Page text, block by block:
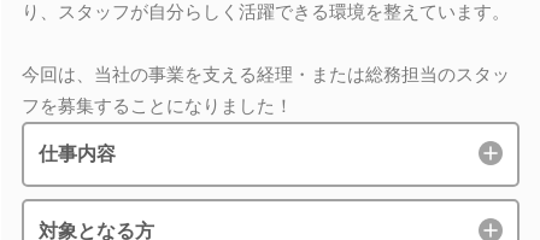
り、スタッフが自分らしく活躍できる環境を整えています。
今回は、当社の事業を支える経理・または総務担当のスタッ
フを募集することになりました！
仕事内容
対象となる方